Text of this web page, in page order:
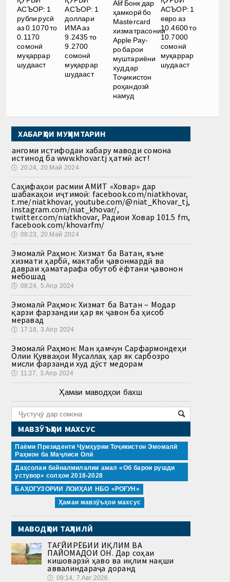
АСЪОР: 1
рубли русӣ
аз 0.1070 то
0.1170
сомонӣ
муқаррар
шудааст
АСЪОР: 1
доллари
ИМА аз
9.2435 то
9.2700
сомонӣ
муқаррар
шудааст
Alif Бонк дар
ҳамкорӣ бо
Mastercard
хизматрасонии
Apple Pay-
ро барои
муштариёни
худ дар
Тоҷикистон
роҳандозӣ
намуд
АСЪОР: 1
евро аз
10.4600 то
10.7000
сомонӣ
муқаррар
шудааст
ХАБАРҲОИ МУҲИМТАРИН
Ҳангоми истифодаи хабару маводи сомона
истинод ба www.khovar.tj ҳатмӣ аст!
🕔 20:24, 20.Май 2024
Саҳифаҳои расмии АМИТ «Ховар» дар
шабакаҳои иҷтимоӣ: facebook.com/niatkhovar,
t.me/niatkhovar, youtube.com/@niat_Khovar_tj,
instagram.com/niat_khovar/,
twitter.com/niatkhovar, Радиои Ховар 101.5 fm,
facebook.com/khovarfm/
🕔 08:23, 20.Май 2024
Эмомалӣ Раҳмон: Хизмат ба Ватан, яъне
хизмати ҳарбӣ, мактаби ҷавонмардӣ ва
давраи ҳаматарафа обутоб ёфтани ҷавонон
мебошад
🕔 08:24, 5.Апр 2024
Эмомалӣ Раҳмон: Хизмат ба Ватан – Модар
қарзи фарзандии ҳар як ҷавон ба ҳисоб
меравад
🕔 17:18, 3.Апр 2024
Эмомалӣ Раҳмон: Ман ҳамчун Сарфармондеҳи
Олии Қувваҳои Мусаллаҳ ҳар як сарбозро
мисли фарзанди худ дӯст медорам
🕔 11:27, 3.Апр 2024
Ҳамаи маводҳои бахш
МАВЗӮЪҲОИ МАХСУС
Паёми Президенти Ҷумҳурии Тоҷикистон Эмомалӣ
Раҳмон ба Маҷлиси Олӣ
Даҳсолаи байналмилалии амал «Об барои рушди
устувор» солҳои 2018-2028
БАҲОГУЗОРИИ ЛОИҲАИ НБО «РОҒУН»
Ҳамаи мавзӯъҳои махсус
МАВОДҲОИ ТАҲЛИЛӢ
ТАҒЙИРЁБИИ ИҚЛИМ ВА
ПАЙОМАДҲОИ ОН. Дар соҳаи
кишоварзӣ ҳаво ва иқлим нақши
аввалиндараҷа доранд
🕔 09:14, 7.Авг 2026